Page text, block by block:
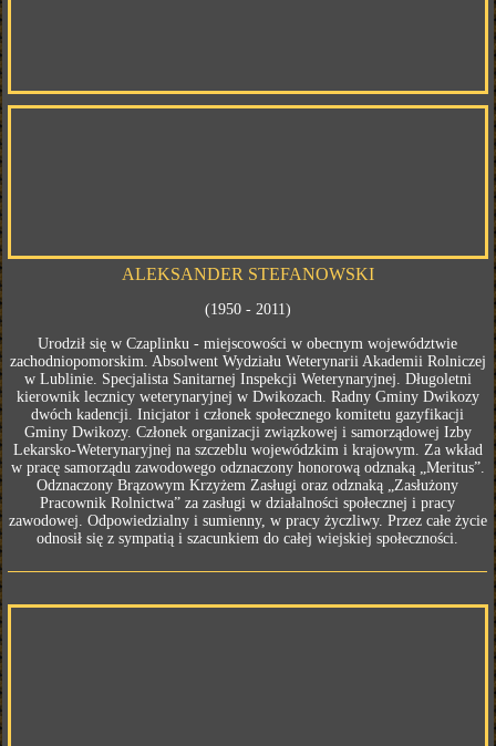
ALEKSANDER STEFANOWSKI
(1950 - 2011)
Urodził się w Czaplinku - miejscowości w obecnym województwie
zachodniopomorskim. Absolwent Wydziału Weterynarii Akademii Rolniczej
w Lublinie. Specjalista Sanitarnej Inspekcji Weterynaryjnej. Długoletni
kierownik lecznicy weterynaryjnej w Dwikozach. Radny Gminy Dwikozy
dwóch kadencji. Inicjator i członek społecznego komitetu gazyfikacji
Gminy Dwikozy. Członek organizacji związkowej i samorządowej Izby
Lekarsko-Weterynaryjnej na szczeblu wojewódzkim i krajowym. Za wkład
w pracę samorządu zawodowego odznaczony honorową odznaką „Meritus”.
Odznaczony Brązowym Krzyżem Zasługi oraz odznaką „Zasłużony
Pracownik Rolnictwa” za zasługi w działalności społecznej i pracy
zawodowej. Odpowiedzialny i sumienny, w pracy życzliwy. Przez całe życie
odnosił się z sympatią i szacunkiem do całej wiejskiej społeczności.